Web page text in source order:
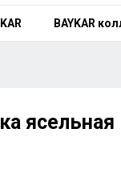
BAYKAR
ясельная